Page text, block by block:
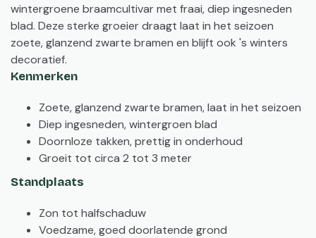
wintergroene braamcultivar met fraai, diep ingesneden
blad. Deze sterke groeier draagt laat in het seizoen
zoete, glanzend zwarte bramen en blijft ook 's winters
decoratief.
Kenmerken
Zoete, glanzend zwarte bramen, laat in het seizoen
Diep ingesneden, wintergroen blad
Doornloze takken, prettig in onderhoud
Groeit tot circa 2 tot 3 meter
Standplaats
Zon tot halfschaduw
Voedzame, goed doorlatende grond